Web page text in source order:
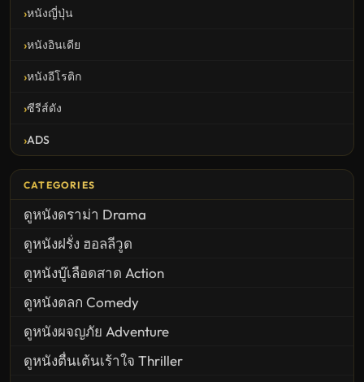
หนังญี่ปุ่น
หนังอินเดีย
หนังอีโรติก
ซีรีส์ดัง
ADS
CATEGORIES
ดูหนังดราม่า Drama
ดูหนังฝรั่ง ฮอลลีวูด
ดูหนังบู๊เลือดสาด Action
ดูหนังตลก Comedy
ดูหนังผจญภัย Adventure
ดูหนังตื่นเต้นเร้าใจ Thriller